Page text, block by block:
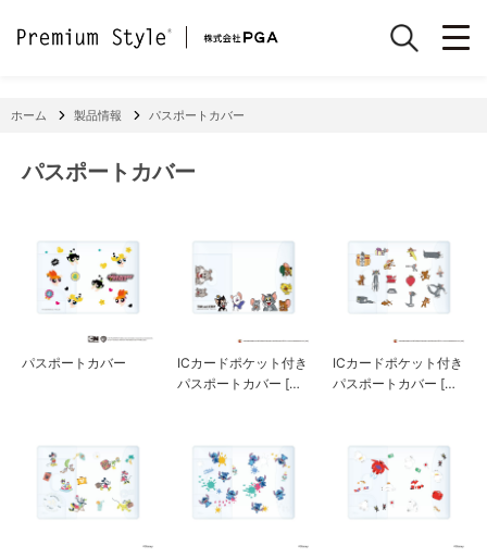
ホーム 製品情報 パスポートカバー
パスポートカバー
パスポートカバー
ICカードポケット付き
パスポートカバー [ト
ICカードポケット付き
パスポートカバー [ト